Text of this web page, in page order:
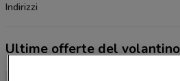
Indirizzi